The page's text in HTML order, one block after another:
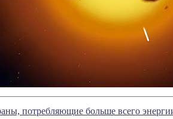
потребляющие больше всего